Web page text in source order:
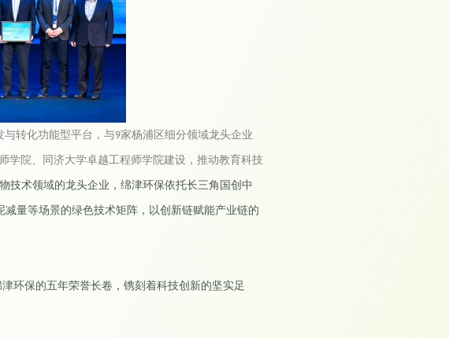
与转化功能型平台，与9家杨浦区细分领域龙头企业
学院、同济大学卓越工程师学院建设，推动教育科技
技术领域的龙头企业，绵津环保依托长三角国创中
量等场景的绿色技术矩阵，以创新链赋能产业链的
环保的五年荣誉长卷，镌刻着科技创新的坚实足